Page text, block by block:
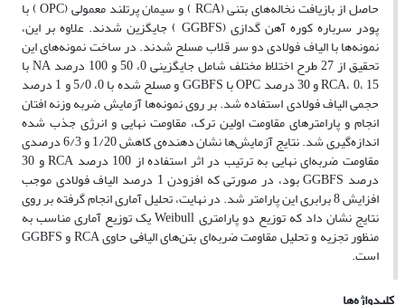
حاصل از بازیافت نخاله‌های بتنی (RCA ) و سیمان پرتلند معمولی (OPC ) با
پودر سرباره کوره آهن گدازی (GGBFS ) جایگزین شدند. علاوه بر این،
نمونه‌ها با الیاف فولادی دو سر قلاب مسلح شدند. در ساخت نمونه‌های این
تحقیق از 27 طرح اختلاط مختلف شامل جایگزینی 0، 50 و 100 درصد NA با
RCA، 0، 15 و 30 درصد OPC با GGBFS و مسلح شده با 0، 5/0 و 1 درصد
حجمی الیاف فولادی استفاده شد. بر روی نمونه‌ها آزمایش ضربه وزنه افتان
انجام و پارامترهای مقاومت اولین ترک، مقاومت نهایی و انرژی جذب شده
اندازه‌گیری شد. نتایج آزمایش‌ها نشان دهنده‌ی کاهش 1/20 و 6/3 درصدی
مقاومت ضربه‌ای نهایی به ترتیب در اثر استفاده از 100 درصد RCA و 30
درصد GGBFS بود، در صورتی که افزودن 1 درصد الیاف فولادی موجب
افزایش 8 برابری این پارامتر شد. در نهایت، تحلیل آماری انجام گرفته بر روی
نتایج نشان داد که توزیع دو پارامتری Weibull یک توزیع آماری مناسب به
منظور تجزیه و تحلیل مقاومت ضربه‌ای بتن‌های الیافی حاوی RCA و GGBFS
است.